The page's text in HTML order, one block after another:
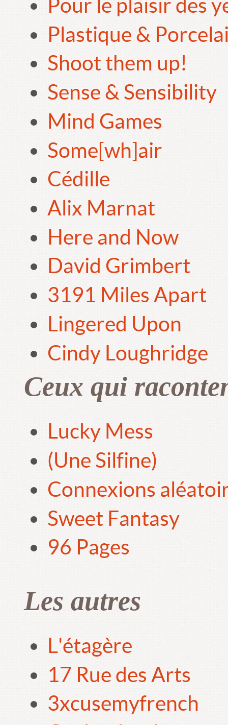
Plastique &
Shoot them up!
Sense & Sensibility
Mind Games
Some[wh]air
Cédille
Alix Marnat
Here and Now
David Grimbert
3191 Miles Apart
Lingered Upon
Cindy Loughridge
Ceux qui
Lucky Mess
(Une Silfine)
Connexions
Sweet Fantasy
96 Pages
Les autres
L'étagère
17 Rue des Arts
3xcusemyfrench